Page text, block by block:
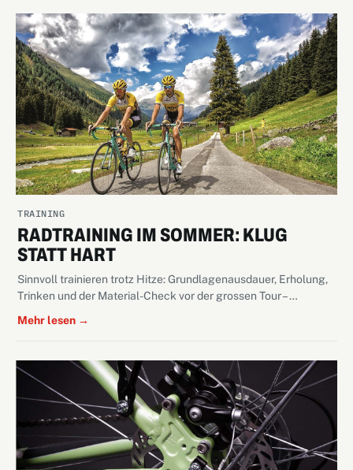
TRAINING
RADTRAINING IM SOMMER: KLUG
STATT HART
Sinnvoll trainieren trotz Hitze: Grundlagenausdauer, Erholung,
Trinken und der Material-Check vor der grossen Tour – …
Mehr lesen →